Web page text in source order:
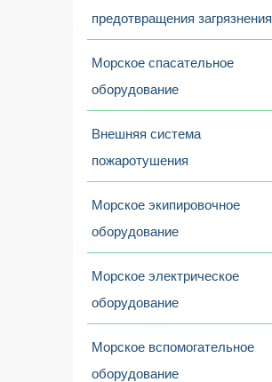
предотвращения загрязнения
Морское спасательное
оборудование
Внешняя система
пожаротушения
Морское экипировочное
оборудование
Морское электрическое
оборудование
Морское вспомогательное
оборудование